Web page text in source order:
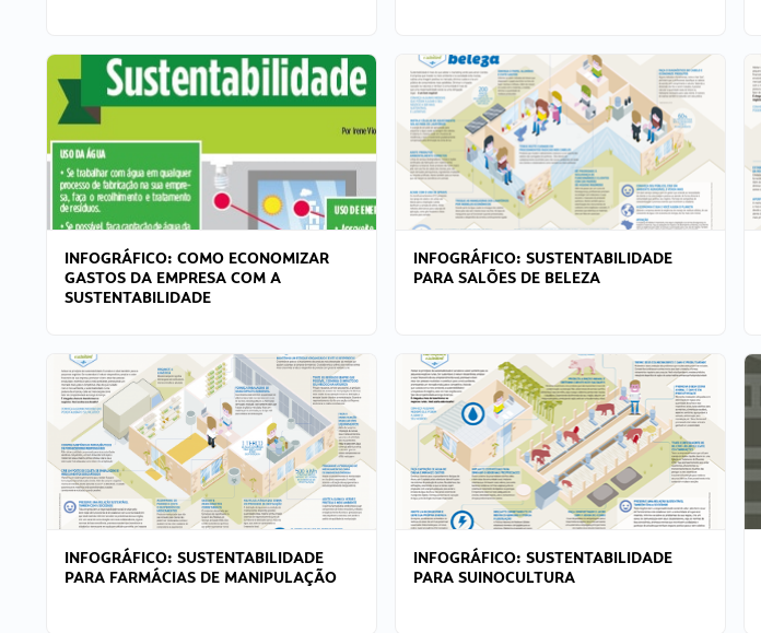
INFOGRÁFICO: COMO ECONOMIZAR
GASTOS DA EMPRESA COM A
SUSTENTABILIDADE
INFOGRÁFICO: SUSTENTABILIDADE
PARA SALÕES DE BELEZA
INFOGRÁFICO: SUSTENTABILIDADE
PARA FARMÁCIAS DE MANIPULAÇÃO
INFOGRÁFICO: SUSTENTABILIDADE
PARA SUINOCULTURA